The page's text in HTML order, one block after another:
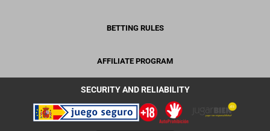
BETTING RULES
AFFILIATE PROGRAM
SECURITY AND RELIABILITY